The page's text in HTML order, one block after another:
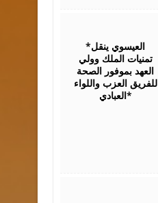
*العيسوي ينقل
تمنيات الملك وولي
العهد بموفور الصحة
للفريق العزب واللواء
العبادي*